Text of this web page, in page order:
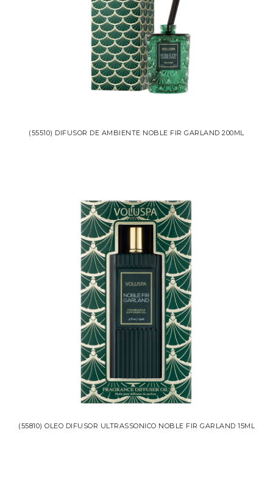
(55510) DIFUSOR DE AMBIENTE NOBLE FIR GARLAND 200ML
(55810) OLEO DIFUSOR ULTRASSONICO NOBLE FIR GARLAND 15ML